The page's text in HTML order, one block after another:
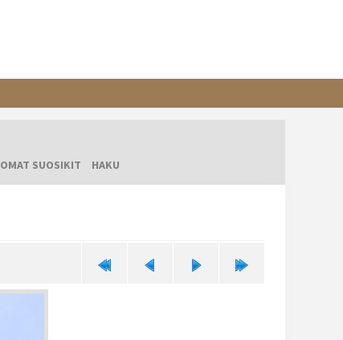
OMAT SUOSIKIT HAKU